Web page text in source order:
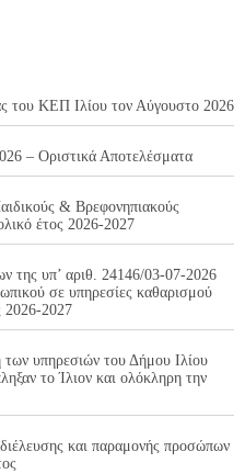
του ΚΕΠ Ιλίου τον Αύγουστο 2026
– Οριστικά Αποτελέσματα
& Βρεφονηπιακούς
έτος 2026-2027
της υπ’ αριθ. 24146/03-07-2026
σε υπηρεσίες καθαρισμού
2026-2027
των υπηρεσιών του Δήμου Ιλίου
το Ίλιον και ολόκληρη την
και παραμονής προσώπων